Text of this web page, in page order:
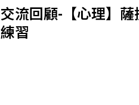
交流回顧-【心理】
練習